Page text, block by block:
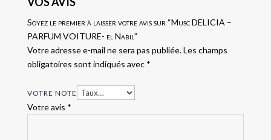
Soyez le premier à laisser votre avis sur “Musc DELICIA –
PARFUM VOITURE- el Nabil”
Votre adresse e-mail ne sera pas publiée.Les champs
obligatoires sont indiqués avec *
VOTRE NOTE
Votre avis *